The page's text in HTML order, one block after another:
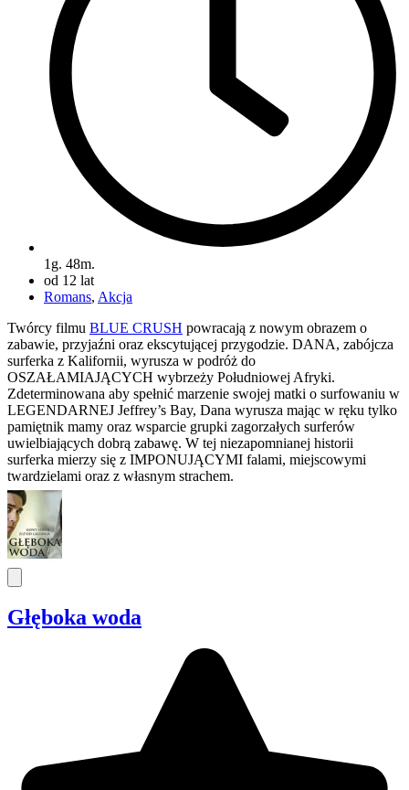
1g. 48m.
od 12 lat
Romans, Akcja
Twórcy filmu BLUE CRUSH powracają z nowym obrazem o
zabawie, przyjaźni oraz ekscytującej przygodzie. DANA, zabójcza
surferka z Kalifornii, wyrusza w podróż do
OSZAŁAMIAJĄCYCH wybrzeży Południowej Afryki.
Zdeterminowana aby spełnić marzenie swojej matki o surfowaniu w
LEGENDARNEJ Jeffrey’s Bay, Dana wyrusza mając w ręku tylko
pamiętnik mamy oraz wsparcie grupki zagorzałych surferów
uwielbiających dobrą zabawę. W tej niezapomnianej historii
surferka mierzy się z IMPONUJĄCYMI falami, miejscowymi
twardzielami oraz z własnym strachem.
Głęboka woda